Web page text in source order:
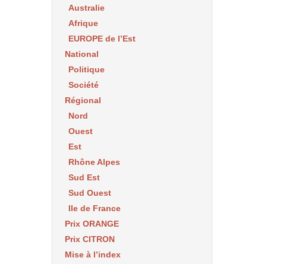
Australie
Afrique
EUROPE de l’Est
National
Politique
Société
Régional
Nord
Ouest
Est
Rhône Alpes
Sud Est
Sud Ouest
Ile de France
Prix ORANGE
Prix CITRON
Mise à l’index